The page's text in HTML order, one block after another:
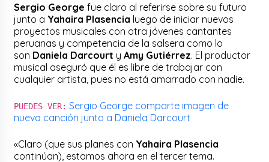
Sergio Georgefue claro al referirse sobre su futuro
junto a Yahaira Plasencia luego de iniciar nuevos
proyectos musicales con otra jóvenes cantantes
peruanas y competencia de la salsera como lo
son Daniela Darcourt yAmy Gutiérrez. El productor
musical aseguró que él es libre de trabajar con
cualquier artista, pues no está amarrado con nadie.
PUEDES VER: Sergio George comparte imagen de
nueva canción junto a Daniela Darcourt
«Claro (que sus planes con Yahaira Plasencia
continúan), estamos ahora en el tercer tema.